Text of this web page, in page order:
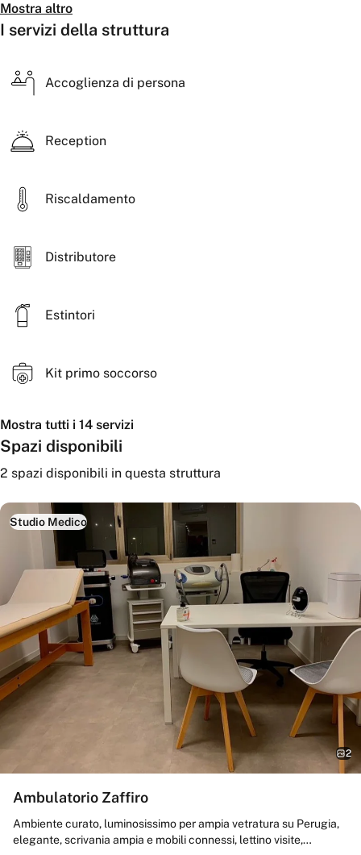
arredati con eleganza e curati in ogni dettaglio, dotati di
attrezzature moderne e tecnologie all’avanguardia. Lo
medica, offrendo trattamenti personalizzati in un contesto
professionale, sicuro e raffinato, pensato per assicurare
Mostra altro
I servizi della struttura
Accoglienza di persona
Reception
Riscaldamento
Distributore
Estintori
Kit primo soccorso
Mostra tutti i 14 servizi
Spazi disponibili
2 spazi disponibili in questa struttura
Studio Medico
2
Ambulatorio Zaffiro
Ambiente curato, luminosissimo per ampia vetratura su Perugia,
elegante, scrivania ampia e mobili connessi, lettino visite,